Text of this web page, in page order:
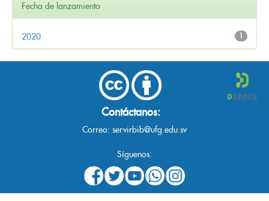
Fecha de lanzamiento
1
2020
Contáctanos:
Correo: servirbib@ufg.edu.sv
Síguenos: